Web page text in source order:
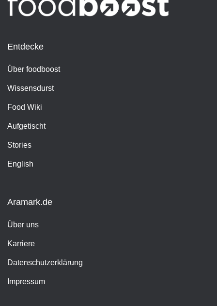
Entdecke
Über foodboost
Wissensdurst
Food Wiki
Aufgetischt
Stories
English
Aramark.de
Über uns
Karriere
Datenschutzerklärung
Impressum